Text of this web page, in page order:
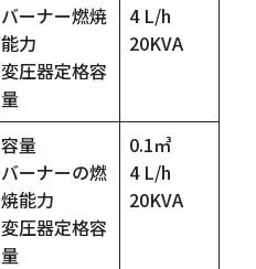
バーナー燃焼
能力
変圧器定格容
量
4 L/h
20KVA
容量
バーナーの燃
焼能力
変圧器定格容
量
0.1㎥
4 L/h
20KVA